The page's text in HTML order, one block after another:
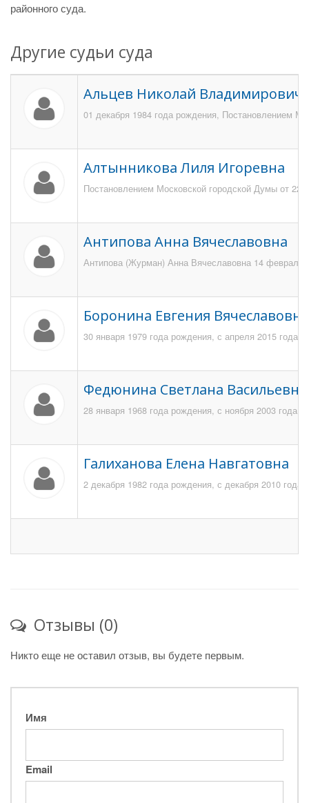
районного суда.
Другие судьи суда
Альцев Николай Владимирович
01 декабря 1984 года рождения, Постановлением
Алтынникова Лиля Игоревна
Постановлением Московской городской Думы от
Антипова Анна Вячеславовна
Антипова (Журман) Анна Вячеславовна 14 февраля
Боронина Евгения Вячеславовна
30 января 1979 года рождения, с апреля 2015 года
Федюнина Светлана Васильевна
28 января 1968 года рождения, с ноября 2003 года
Галиханова Елена Навгатовна
2 декабря 1982 года рождения, с декабря 2010
Отзывы (0)
Никто еще не оставил отзыв, вы будете первым.
Имя
Email